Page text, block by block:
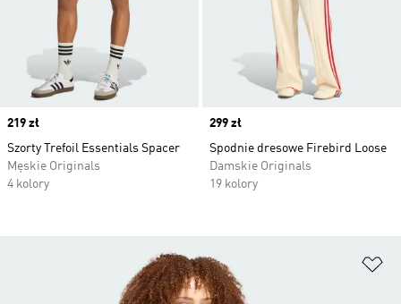
Price
219 zł
Szorty Trefoil Essentials Spacer
Męskie Originals
4 kolory
Price
299 zł
Spodnie dresowe Firebird Loose
Damskie Originals
19 kolory